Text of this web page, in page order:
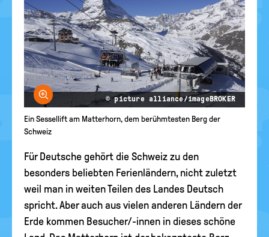
Bild vergrößern
© picture alliance/imageBROKER
Ein Sessellift am Matterhorn, dem berühmtesten Berg der
Schweiz
Für Deutsche gehört die Schweiz zu den
besonders beliebten Ferienländern, nicht zuletzt
weil man in weiten Teilen des Landes Deutsch
spricht. Aber auch aus vielen anderen Ländern der
Erde kommen Besucher/-innen in dieses schöne